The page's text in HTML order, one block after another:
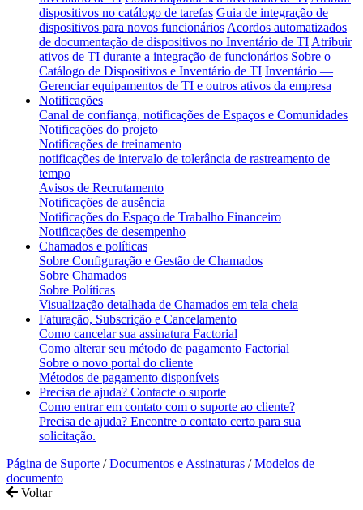
dispositivos no catálogo de tarefas Guia de integração de
dispositivos para novos funcionários Acordos automatizados
de documentação de dispositivos no Inventário de TI Atribuir
ativos de TI durante a integração de funcionários Sobre o
Catálogo de Dispositivos e Inventário de TI Inventário —
Gerenciar equipamentos de TI e outros ativos da empresa
Notificações
Canal de confiança, notificações de Espaços e Comunidades
Notificações do projeto
Notificações de treinamento
notificações de intervalo de tolerância de rastreamento de
tempo
Avisos de Recrutamento
Notificações de ausência
Notificações do Espaço de Trabalho Financeiro
Notificações de desempenho
Chamados e políticas
Sobre Configuração e Gestão de Chamados
Sobre Chamados
Sobre Políticas
Visualização detalhada de Chamados em tela cheia
Faturação, Subscrição e Cancelamento
Como cancelar sua assinatura Factorial
Como alterar seu método de pagamento Factorial
Sobre o novo portal do cliente
Métodos de pagamento disponíveis
Precisa de ajuda? Contacte o suporte
Como entrar em contato com o suporte ao cliente?
Precisa de ajuda? Encontre o contato certo para sua
solicitação.
Página de Suporte / Documentos e Assinaturas / Modelos de
documento
Voltar